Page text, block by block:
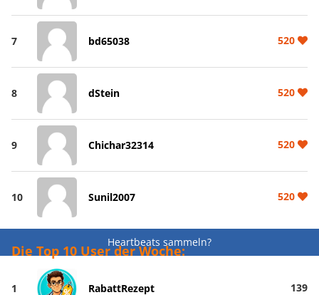
7 bd65038 520
8 dStein 520
9 Chichar32314 520
10 Sunil2007 520
Heartbeats sammeln?
Die Top 10 User der Woche:
1 RabattRezept 139